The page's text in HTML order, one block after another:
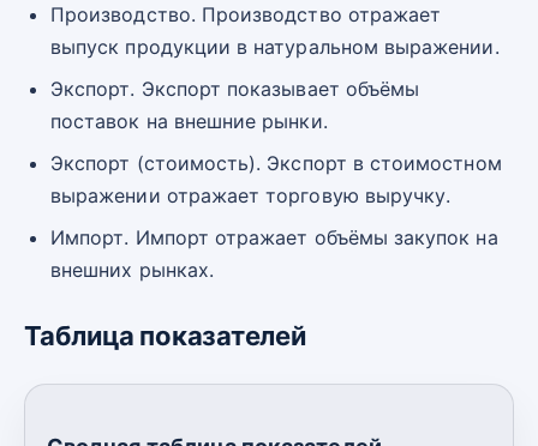
Производство. Производство отражает
выпуск продукции в натуральном выражении.
Экспорт. Экспорт показывает объёмы
поставок на внешние рынки.
Экспорт (стоимость). Экспорт в стоимостном
выражении отражает торговую выручку.
Импорт. Импорт отражает объёмы закупок на
внешних рынках.
Таблица показателей